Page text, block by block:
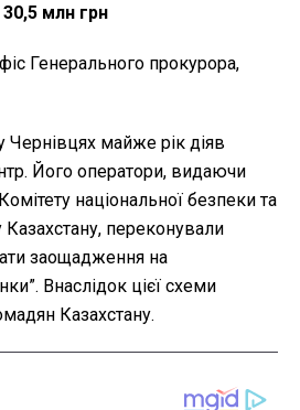
млн грн
Генерального прокурора,
Чернівцях майже рік діяв
Його оператори, видаючи
національної безпеки та
Казахстану, переконували
заощадження на
Внаслідок цієї схеми
Казахстану.